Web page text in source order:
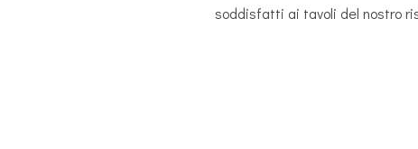
soddisfatti ai tavoli del nostro